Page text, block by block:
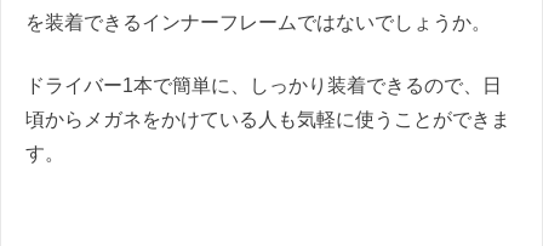
を装着できるインナーフレームではないでしょうか。
ドライバー1本で簡単に、しっかり装着できるので、日
頃からメガネをかけている人も気軽に使うことができま
す。